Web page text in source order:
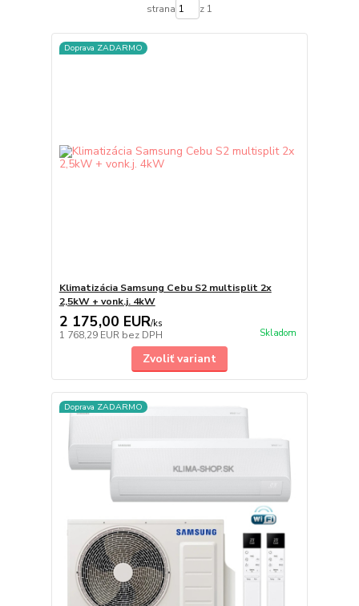
strana z 1
Doprava ZADARMO
Klimatizácia Samsung Cebu S2 multisplit 2x
2,5kW + vonk.j. 4kW
2 175,00 EUR/ks
1 768,29 EUR bez DPH Skladom
Zvoliť variant
Doprava ZADARMO